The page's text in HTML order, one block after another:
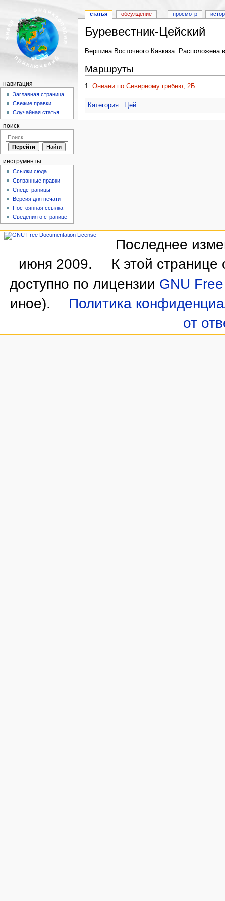
Буревестник-Цейский
Вершина Восточного Кавказа. Расположена
Маршруты
1. Ониани по Северному гребню, 2Б
Категория: Цей
статья обсуждение просмотр
навигация
Заглавная страница
Свежие правки
Случайная статья
поиск
инструменты
Ссылки сюда
Связанные правки
Спецстраницы
Версия для печати
Постоянная ссылка
Сведения о странице
Последнее
июня 2009.
К этой
доступно по лицензии GNU
иное).
Политика
от